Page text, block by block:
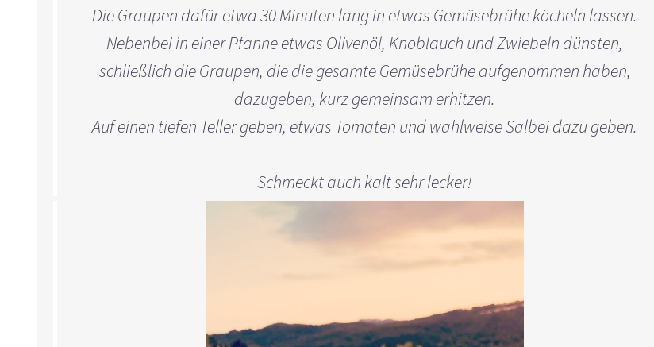
Die Graupen dafür etwa 30 Minuten lang in etwas Gemüsebrühe köcheln lassen.
Nebenbei in einer Pfanne etwas Olivenöl, Knoblauch und Zwiebeln dünsten,
schließlich die Graupen, die die gesamte Gemüsebrühe aufgenommen haben,
dazugeben, kurz gemeinsam erhitzen.
Auf einen tiefen Teller geben, etwas Tomaten und wahlweise Salbei dazu geben.
Schmeckt auch kalt sehr lecker!